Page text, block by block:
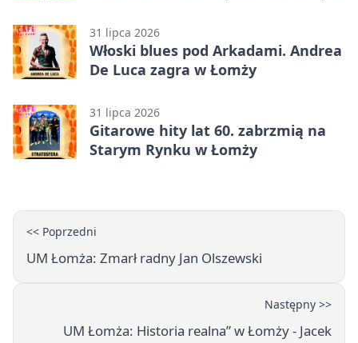
Liga Grupa 1 (Grupa I)
31 lipca 2026
Włoski blues pod Arkadami. Andrea
De Luca zagra w Łomży
31 lipca 2026
Gitarowe hity lat 60. zabrzmią na
Starym Rynku w Łomży
<< Poprzedni
UM Łomża: Zmarł radny Jan Olszewski
Następny >>
UM Łomża: Historia realna” w Łomży - Jacek